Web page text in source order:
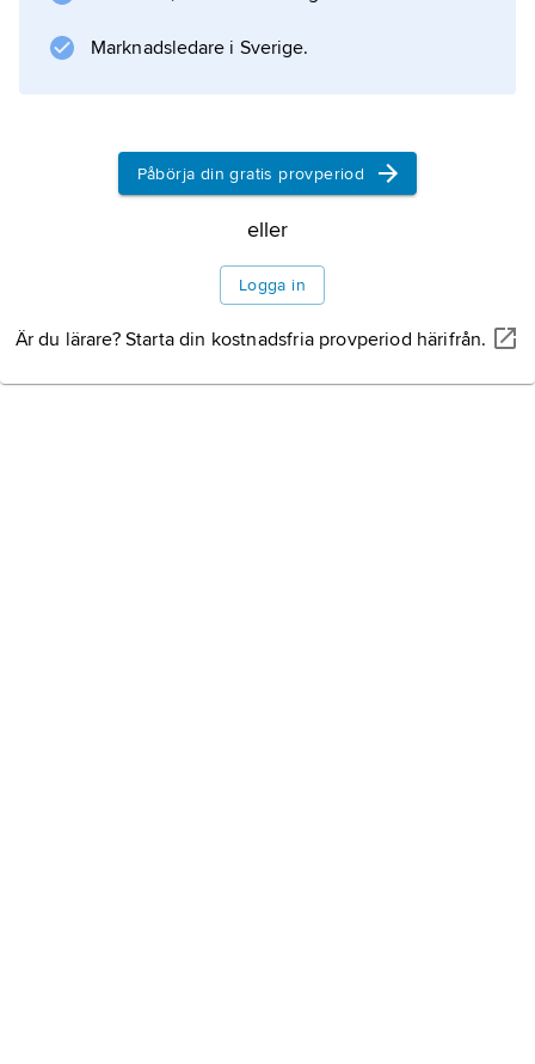
Spelet
Regler
Marknadsledare i Sverige.
Påbörja din gratis provperiod
eller
Logga in
Är du lärare? Starta din kostnadsfria provperiod härifrån.